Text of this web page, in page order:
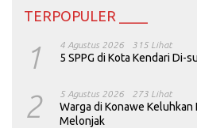
TERPOPULER ____
1 4 Agustus 2026 315 Lihat
5 SPPG di Kota Kendari Di-
2 5 Agustus 2026 273 Lihat
Warga di Konawe Keluhkan
Melonjak